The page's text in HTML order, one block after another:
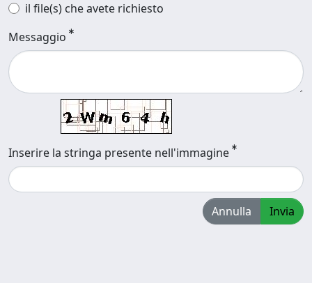
il file(s) che avete richiesto
Messaggio
Inserire la stringa presente nell'immagine
Annulla Invia